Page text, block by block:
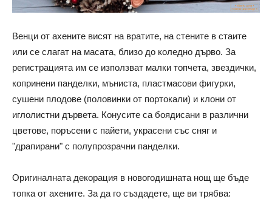
Венци от ахените висят на вратите, на стените в стаите
или се слагат на масата, близо до коледно дърво. За
регистрацията им се използват малки топчета, звездички,
копринени панделки, мъниста, пластмасови фигурки,
сушени плодове (половинки от портокали) и клони от
иглолистни дървета. Конусите са боядисани в различни
цветове, поръсени с пайети, украсени със сняг и
"драпирани" с полупрозрачни панделки.
Оригиналната декорация в новогодишната нощ ще бъде
топка от ахените. За да го създадете, ще ви трябва: